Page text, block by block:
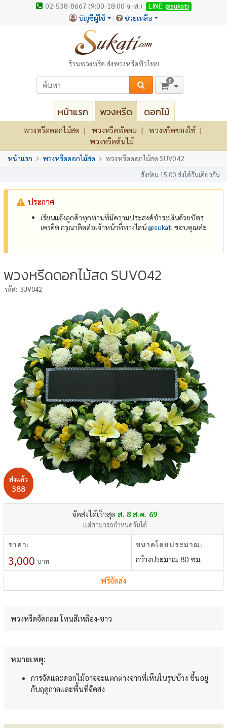
02-538-8667 (9:00-18:00 จ.-ส.) LINE: @sukati
บัญชีผู้ใช้ ช่วยเหลือ
ร้านพวงหรีด ส่งพวงหรีดทั่วไทย
0
หน้าแรก พวงหรีด ดอกไม้
พวงหรีดดอกไม้สด พวงหรีดพัดลม
พวงหรีดของใช้
พวงหรีดต้นไม้
หน้าแรก พวงหรีดดอกไม้สด พวงหรีดดอกไม้สด SUV042
สั่งก่อน 15:00 ส่งได้วันเดียวกัน
ประกาศ
เรียนแจ้งลูกค้าทุกท่านที่มีความประสงค์ชำระเงินด้วยบัตร
เครดิต กรุณาติดต่อเจ้าหน้าที่ทางไลน์@‌sukati ขอบคุณค่ะ
พวงหรีดดอกไม้สด SUV042
รหัส: SUV042
ส่งแล้ว
388
จัดส่งได้เร็วสุด ส. 8 ส.ค. 69
แต่สามารถกำหนดวันได้
ราคา:
3,000 บาท
ขนาดโดยประมาณ:
กว้างประมาณ 80 ซม.
ฟรีจัดส่ง
พวงหรีดจัดกลม โทนสีเหลือง-ขาว
หมายเหตุ:
การจัดและดอกไม้อาจจะแตกต่างจากที่เห็นในรูปบ้าง ขึ้นอยู่
กับฤดูกาลและพื้นที่จัดส่ง